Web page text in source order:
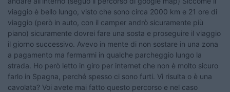
viaggio è bello lungo, visto che sono circa 2000 km e 21 ore di
viaggio (però in auto, con il camper andrò sicuramente più
piano) sicuramente dovrei fare una sosta e proseguire il viaggio
il giorno successivo. Avevo in mente di non sostare in una zona
a pagamento ma fermarmi in qualche parcheggio lungo la
strada. Ho però letto in giro per internet che non è molto sicuro
farlo in Spagna, perché spesso ci sono furti. Vi risulta o è una
cavolata? Voi avete mai fatto questo percorso e nel caso